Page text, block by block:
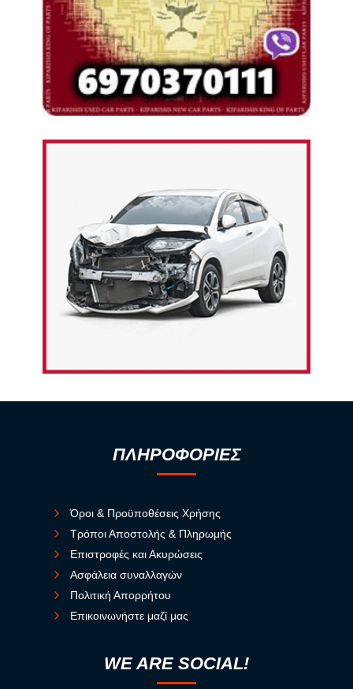
ΠΛΗΡΟΦΟΡΙΕΣ
Όροι & Προϋποθέσεις Χρήσης
Τρόποι Αποστολής & Πληρωμής
Επιστροφές και Ακυρώσεις
Ασφάλεια συναλλαγών
Πολιτική Απορρήτου
Επικοινωνήστε μαζί μας
WE ARE SOCIAL!